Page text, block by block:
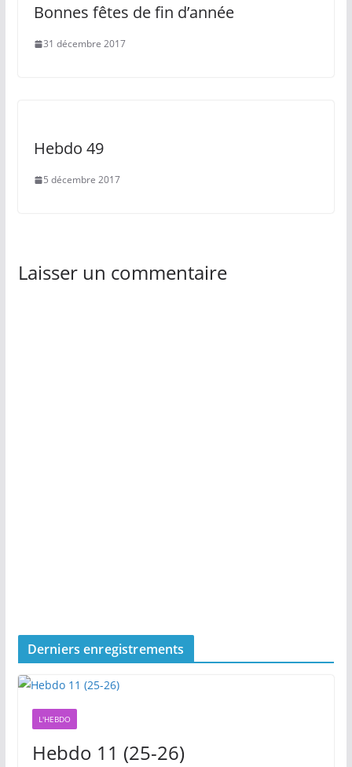
Bonnes fêtes de fin d’année
31 décembre 2017
Hebdo 49
5 décembre 2017
Laisser un commentaire
Derniers enregistrements
L'HEBDO
Hebdo 11 (25-26)